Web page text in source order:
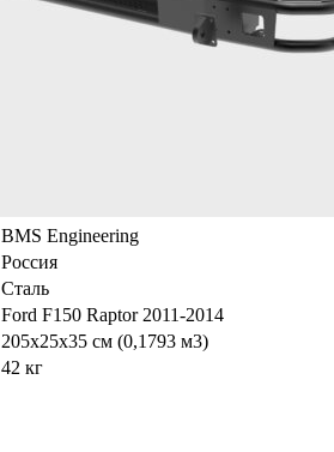
BMS Engineering
Россия
Сталь
Ford F150 Raptor 2011-2014
205х25х35 см (0,1793 м3)
42 кг